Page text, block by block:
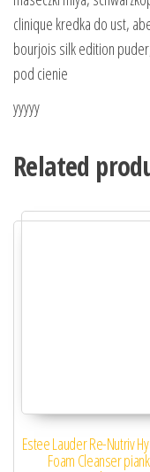
clinique kredka do ust,
bourjois silk edition
pod cienie
yyyyy
Related
Estee Lauder Re-Nutriv
Foam Cleanser